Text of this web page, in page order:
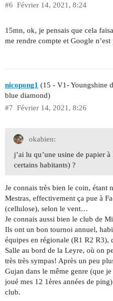
Février 14, 2021, 8:24
#6
15mn, ok, je pensais que cela
me rendre compte et Google
nicopong1 (15 - V1- Youngshine
blue diamond)
Février 14, 2021, 8:26
#7
okabien:
j’ai lu qu’une usine de papier
certains habitants) ?
Je connais très bien le coin, étant
Mestras, effectivement ça pue à
(cellulose), selon le vent…
Je connais aussi bien le club de
Ils ont un bon tournoi annuel,
équipes en régionale (R1 R2 R3),
Salle au bord de la Leyre, où on
très très sympas! Après un peu
Gujan dans le même genre (que
joué mes 12 1ères années de
club.